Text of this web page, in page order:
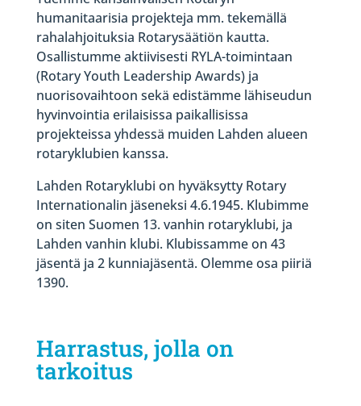
humanitaarisia projekteja mm. tekemällä
rahalahjoituksia Rotarysäätiön kautta.
Osallistumme aktiivisesti RYLA-toimintaan
(Rotary Youth Leadership Awards) ja
nuorisovaihtoon sekä edistämme lähiseudun
hyvinvointia erilaisissa paikallisissa
projekteissa yhdessä muiden Lahden alueen
rotaryklubien kanssa.
Lahden Rotaryklubi on hyväksytty Rotary
Internationalin jäseneksi 4.6.1945. Klubimme
on siten Suomen 13. vanhin rotaryklubi, ja
Lahden vanhin klubi. Klubissamme on 43
jäsentä ja 2 kunniajäsentä. Olemme osa piiriä
1390.
Harrastus, jolla on
tarkoitus